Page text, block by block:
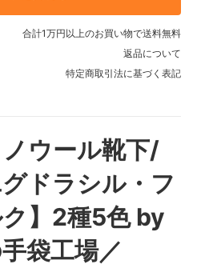
合計1万円以上のお買い物で送料無料
返品について
特定商取引法に基づく表記
ウール靴下/
ドラシル・フ
】2種5色 by
袋工場／